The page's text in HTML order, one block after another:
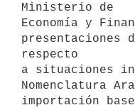
Ministerio de
Economía y
presentaciones
respecto
a situaciones
Nomenclatura
importación base